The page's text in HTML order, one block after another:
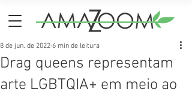
Drag queens representam
arte LGBTQIA+ em meio ao
8 de jun. de 2022 6 min de leitura